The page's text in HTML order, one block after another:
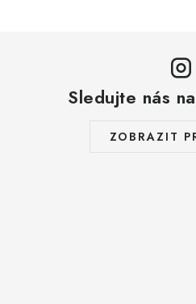
Sledujte nás
ZOBRAZIT